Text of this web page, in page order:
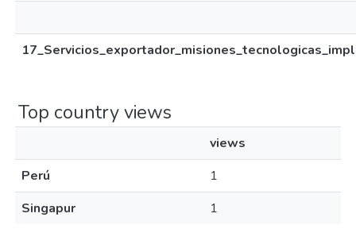
Top country views
views
Perú
1
Singapur
1